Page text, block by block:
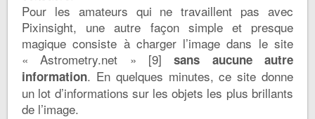
Pour les amateurs qui ne travaillent pas avec
Pixinsight, une autre façon simple et presque
magique consiste à charger l’image dans le site
« Astrometry.net » [9]sans aucune autre
information. En quelques minutes, ce site donne
un lot d’informations sur les objets les plus brillants
de l’image.